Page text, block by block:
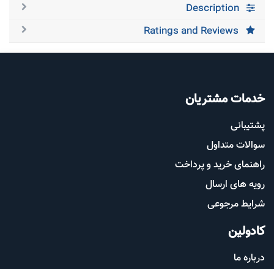
Description
Ratings and Reviews
خدمات مشتریان
پشتیب​​انی
سوالات متداول
راهنمای خرید و پرداخت
رویه های ارسال
شرایط مرجوعی
کادولین
درباره ما